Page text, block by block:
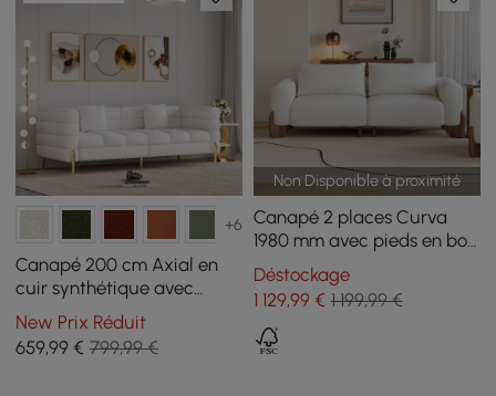
+6
Canapé 200 cm Axial en
cuir synthétique avec
pieds dorés et coussins
New Prix Réduit
659,99 € 799,99 €
Non Disponible à proximité
Canapé 2 places Curva
1980 mm avec pieds en bois
rembourrés bouclés blancs
Déstockage
1 129,99€ 1 199,99 €